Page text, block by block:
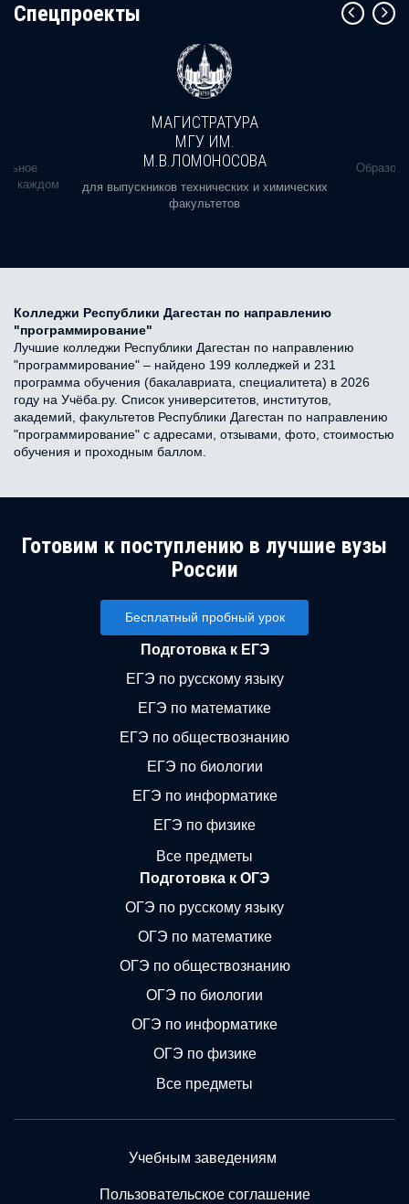
Cпецпроекты
в каждом
МАГИСТРАТУРА
МГУ ИМ.
М.В.ЛОМОНОСОВА
для выпускников технических и химических
факультетов
Колледжи Республики Дагестан по направлению
"программирование"
Лучшие колледжи Республики Дагестан по направлению
"программирование" – найдено 199 колледжей и 231
программа обучения (бакалавриата, специалитета) в 2026
году на Учёба.ру. Список университетов, институтов,
академий, факультетов Республики Дагестан по направлению
"программирование" с адресами, отзывами, фото, стоимостью
обучения и проходным баллом.
Готовим к поступлению в лучшие вузы
России
Бесплатный пробный урок
Подготовка к ЕГЭ
ЕГЭ по русскому языку
ЕГЭ по математике
ЕГЭ по обществознанию
ЕГЭ по биологии
ЕГЭ по информатике
ЕГЭ по физике
Все предметы
Подготовка к ОГЭ
ОГЭ по русскому языку
ОГЭ по математике
ОГЭ по обществознанию
ОГЭ по биологии
ОГЭ по информатике
ОГЭ по физике
Все предметы
Учебным заведениям
Пользовательское соглашение